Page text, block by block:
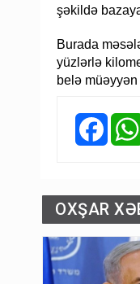
şəkildə
Burada
yüzlərlə
belə
OXŞAR